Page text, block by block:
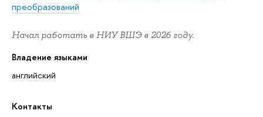
преобразований
Начал работать в НИУ ВШЭ в 2026 году.
Владение языками
английский
Контакты